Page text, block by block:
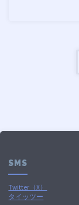
SMS
Twitter（X）
タイッツー